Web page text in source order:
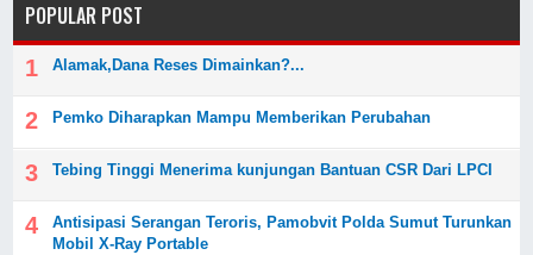
POPULAR POST
Alamak,Dana Reses Dimainkan?...
Pemko Diharapkan Mampu Memberikan Perubahan
Tebing Tinggi Menerima kunjungan Bantuan CSR Dari LPCI
Antisipasi Serangan Teroris, Pamobvit Polda Sumut Turunkan
Mobil X-Ray Portable